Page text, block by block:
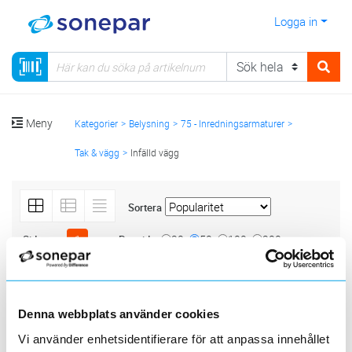
Denna webbplats använder cookies
Vi använder enhetsidentifierare för att anpassa innehållet
Logga in
Meny Kategorier Belysning 75 - Inredningsarmaturer
Tak & vägg Infälld vägg
Sortera
Sida 1 Per sida 20 50 100 200
Byggvarubedömning